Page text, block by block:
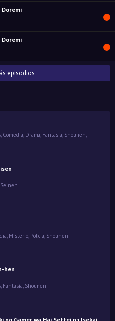
Doremi
Doremi
episodios
, Comedia, Drama, Fantasía, Shounen
Seinen
Misterio Policía Shounen
hen
, Fantasía, Shounen
no Gamer wa Hai Settei no Isekai